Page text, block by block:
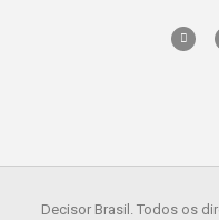
Decisor Brasil. Todos os